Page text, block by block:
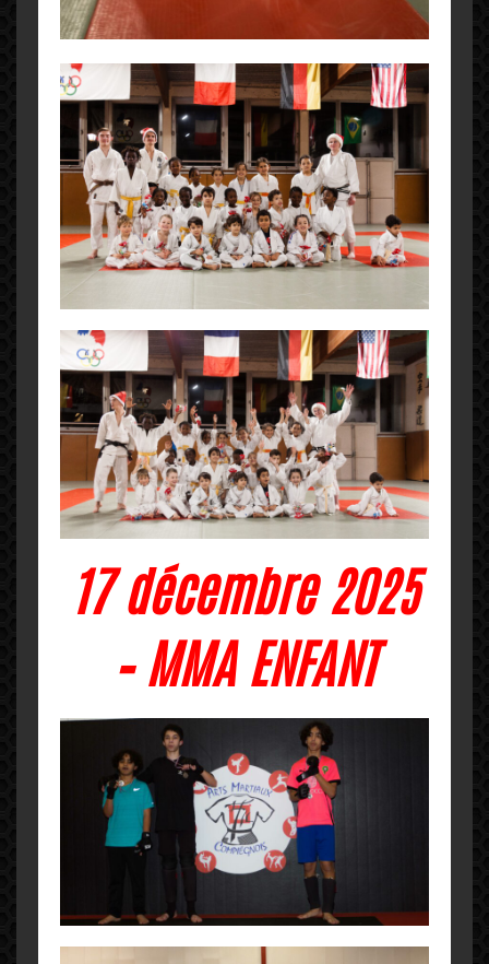
17 décembre 2025
– MMA ENFANT